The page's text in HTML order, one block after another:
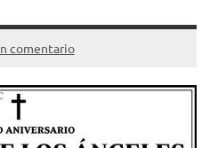
comentario